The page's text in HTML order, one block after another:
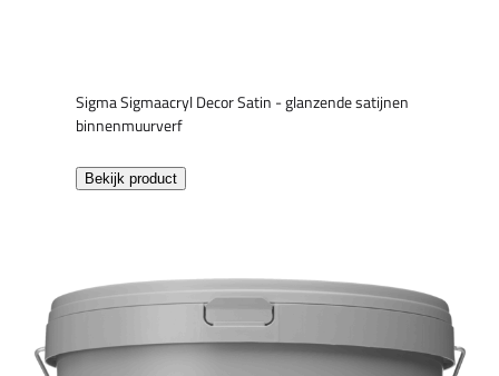
Sigma Sigmaacryl Decor Satin - glanzende satijnen
binnenmuurverf
Bekijk product